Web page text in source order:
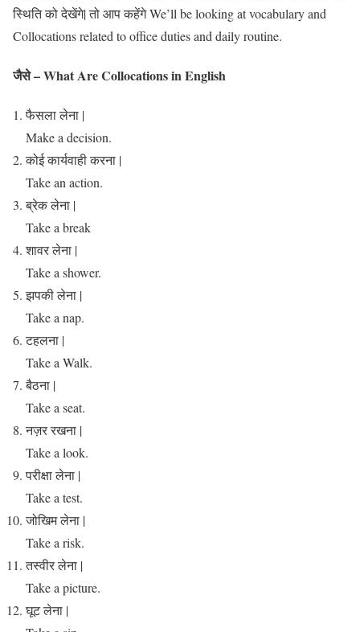
स्थिति को देखेंगे| तो आप कहेंगे We’ll be looking at vocabulary and
Collocations related to office duties and daily routine.
जैसे – What Are Collocations in English
फैसला लेना |
Make a decision.
कोई कार्यवाही करना |
Take an action.
ब्रेक लेना |
Take a break
शावर लेना |
Take a shower.
झपकी लेना |
Take a nap.
टहलना |
Take a Walk.
बैठना |
Take a seat.
नज़र रखना |
Take a look.
परीक्षा लेना |
Take a test.
जोखिम लेना |
Take a risk.
तस्वीर लेना |
Take a picture.
घूट लेना |